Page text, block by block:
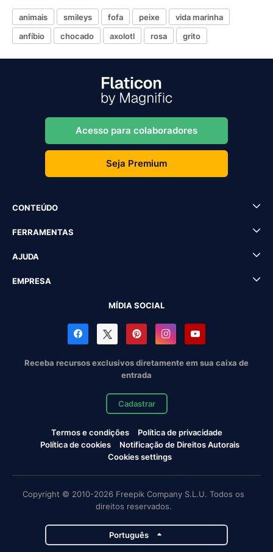
animais smileys fofa peixe
vida marinha
anfíbio
chocado axolotl rosa grito
Acesso para colaboradores
Seja Premium
CONTEÚDO
FERRAMENTAS
AJUDA
EMPRESA
MÍDIA SOCIAL
Receba recursos exclusivos diretamente em sua caixa de
entrada
Cadastrar
Termos e condições
Política de privacidade
Política de cookies
Notificação de Direitos Autorais
Cookies settings
Copyright © 2010-2026 Freepik Company S.L.U. Todos os
direitos reservados.
Português